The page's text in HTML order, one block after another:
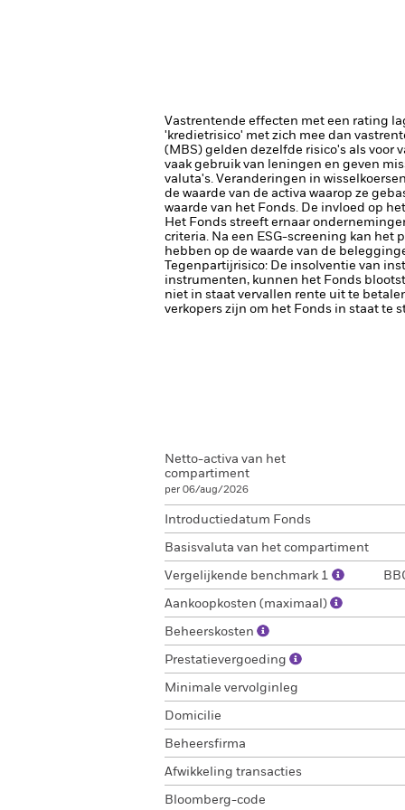
Vastrentende effecten met een rating
'kredietrisico' met zich mee dan
(MBS) gelden dezelfde risico's als
vaak gebruik van leningen en geven
valuta's. Veranderingen in
de waarde van de activa waarop ze
waarde van het Fonds. De invloed op
Het Fonds streeft ernaar
criteria. Na een ESG-screening kan
hebben op de waarde van de
Tegenpartijrisico: De insolventie van
instrumenten, kunnen het Fonds
niet in staat vervallen rente uit te
verkopers zijn om het Fonds in staat te
Netto-activa van het
compartiment
per 06/aug/2026
Introductiedatum Fonds
Basisvaluta van het compartiment
Vergelijkende benchmark 1
Aankoopkosten (maximaal)
Beheerskosten
Prestatievergoeding
Minimale vervolginleg
Domicilie
Beheersfirma
Afwikkeling transacties
Bloomberg-code